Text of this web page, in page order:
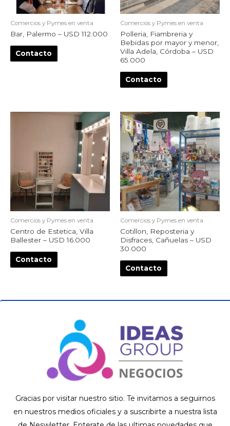
Comercios y Pymes en venta
Bar, Palermo – USD 112.000
Contacto
Comercios y Pymes en venta
Polleria, Fiambreria y
Bebidas por mayor y menor,
Villa Adela, Córdoba – USD
65.000
Contacto
Comercios y Pymes en venta
Centro de Estetica, Villa
Ballester – USD 16.000
Contacto
Comercios y Pymes en venta
Cotillon, Reposteria y
Disfraces, Cañuelas – USD
30.000
Contacto
Gracias por visitar nuestro sitio. Te invitamos a seguirnos
en nuestros medios oficiales y a suscribirte a nuestra lista